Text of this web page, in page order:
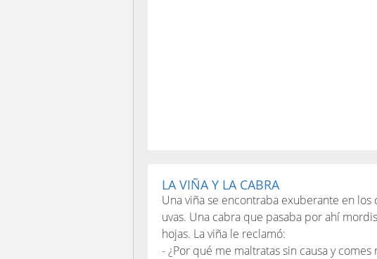
LA VIÑA Y LA CABRA
Una viña se encontraba exuberante en los
uvas. Una cabra que pasaba por ahí
hojas. La viña le reclamó:
- ¿Por qué me maltratas sin causa y comes